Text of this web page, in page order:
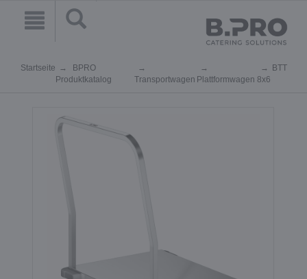
Startseite
BPRO
Produktkatalog
Transportwagen Plattformwagen
BTT
8x6